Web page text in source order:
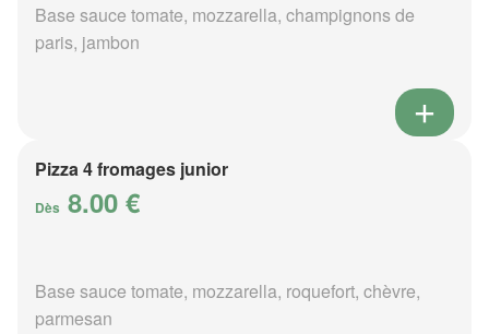
Base sauce tomate, mozzarella, champignons de
paris, jambon
Pizza 4 fromages junior
Dès 8.00 €
Base sauce tomate, mozzarella, roquefort, chèvre,
parmesan